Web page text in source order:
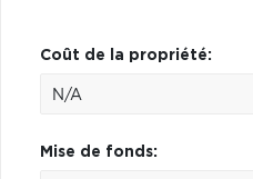
Coût de la propriété:
Mise de fonds: